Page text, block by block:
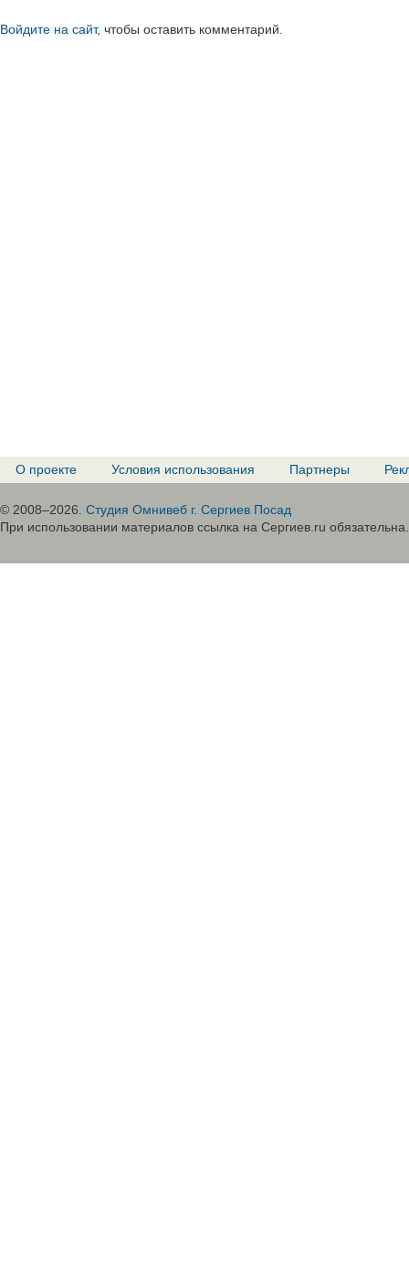
Войдите на сайт, чтобы оставить комментарий.
О проекте Условия использования Партнеры
© 2008–2026. Студия Омнивеб г. Сергиев Посад
При использовании материалов ссылка на Сергиев.ru обязательна.